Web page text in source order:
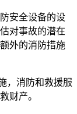
安全设备的设
对事故的潜在
外的消防措施
，消防和救援服
财产。